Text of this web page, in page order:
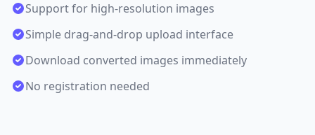
Support for high-resolution images
Simple drag-and-drop upload interface
Download converted images immediately
No registration needed